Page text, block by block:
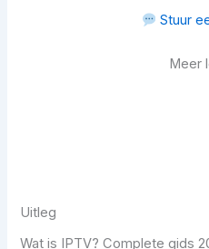
Stuur
Meer
Uitleg
Wat is IPTV? Complete gids